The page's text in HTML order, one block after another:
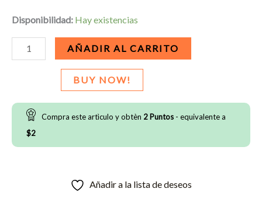
Disponibilidad: Hay existencias
Aretes
-
AÑADIR AL CARRITO
BUY NOW!
Compra este artìculo y obtèn 2 Puntos - equivalente a
$2
Añadir a la lista de deseos